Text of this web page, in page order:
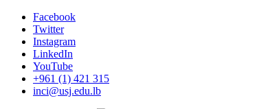
Facebook
Twitter
Instagram
LinkedIn
YouTube
+961 (1) 421 315
inci@usj.edu.lb